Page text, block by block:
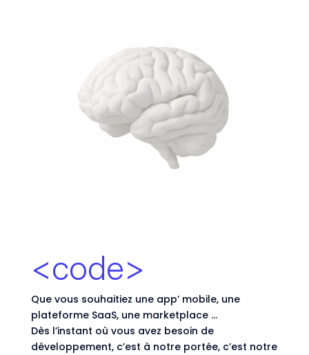
<code>
Que vous souhaitiez une app’ mobile, une
plateforme SaaS, une marketplace …
Dès l’instant où vous avez besoin de
développement, c’est à notre portée, c’est notre